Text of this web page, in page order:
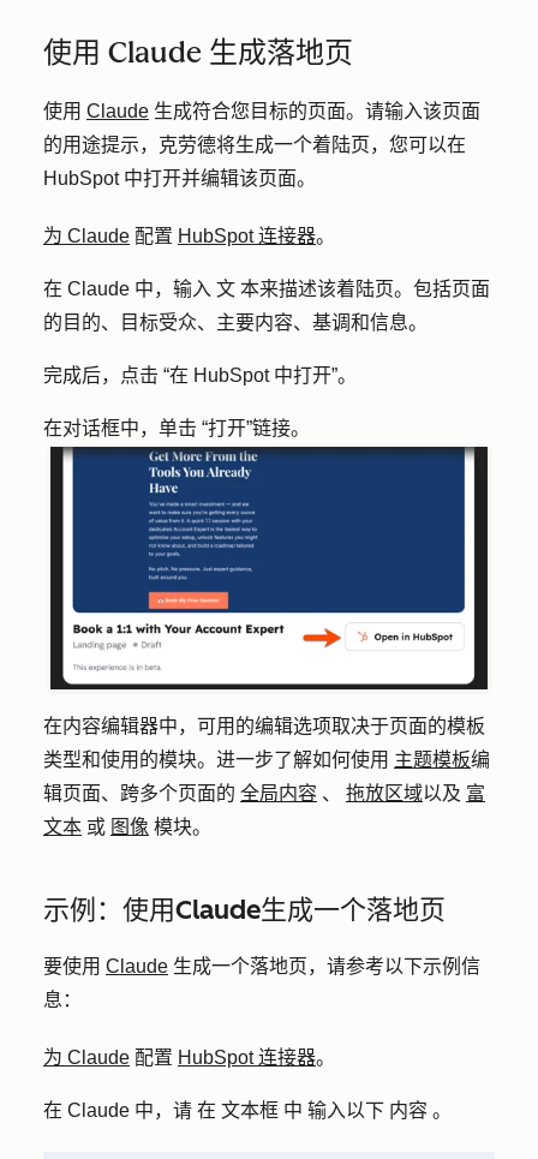
使用 Claude 生成落地页
使用 Claude 生成符合您目标的页面。请输入该页面
的用途提示，克劳德将生成一个着陆页，您可以在
HubSpot 中打开并编辑该页面。
为 Claude 配置 HubSpot 连接器。
在 Claude 中，输入 文 本来描述该着陆页。包括页面
的目的、目标受众、主要内容、基调和信息。
完成后，点击 “在 HubSpot 中打开”。
在对话框中，单击 “打开”链接。
在内容编辑器中，可用的编辑选项取决于页面的模板
类型和使用的模块。进一步了解如何使用 主题模板编
辑页面、跨多个页面的 全局内容 、 拖放区域以及 富
文本 或 图像 模块。
示例：使用Claude生成一个落地页
要使用 Claude 生成一个落地页，请参考以下示例信
息：
为 Claude 配置 HubSpot 连接器。
在 Claude 中，请 在 文本框 中 输入以下 内容 。